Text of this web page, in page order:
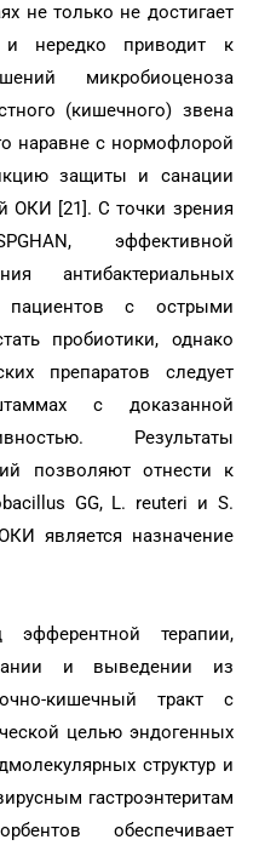
не только не достигает
и нередко приводит к
микробиоценоза
(кишечного) звена
наравне с нормофлорой
защиты и санации
ОКИ [21]. С точки зрения
эффективной
антибактериальных
с острыми
пробиотики, однако
препаратов следует
с доказанной
Результаты
позволяют отнести к
GG, L. reuteri и S.
является назначение
терапии,
и выведении из
кишечный тракт с
целью эндогенных
структур и
гастроэнтеритам
обеспечивает